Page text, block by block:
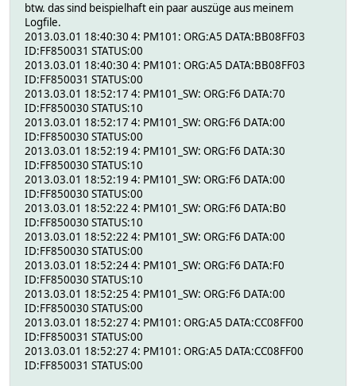
btw. das sind beispielhaft ein paar auszüge aus meinem
Logfile.
2013.03.01 18:40:30 4: PM101: ORG:A5 DATA:BB08FF03
ID:FF850031 STATUS:00
2013.03.01 18:40:30 4: PM101: ORG:A5 DATA:BB08FF03
ID:FF850031 STATUS:00
2013.03.01 18:52:17 4: PM101_SW: ORG:F6 DATA:70
ID:FF850030 STATUS:10
2013.03.01 18:52:17 4: PM101_SW: ORG:F6 DATA:00
ID:FF850030 STATUS:00
2013.03.01 18:52:19 4: PM101_SW: ORG:F6 DATA:30
ID:FF850030 STATUS:10
2013.03.01 18:52:19 4: PM101_SW: ORG:F6 DATA:00
ID:FF850030 STATUS:00
2013.03.01 18:52:22 4: PM101_SW: ORG:F6 DATA:B0
ID:FF850030 STATUS:10
2013.03.01 18:52:22 4: PM101_SW: ORG:F6 DATA:00
ID:FF850030 STATUS:00
2013.03.01 18:52:24 4: PM101_SW: ORG:F6 DATA:F0
ID:FF850030 STATUS:10
2013.03.01 18:52:25 4: PM101_SW: ORG:F6 DATA:00
ID:FF850030 STATUS:00
2013.03.01 18:52:27 4: PM101: ORG:A5 DATA:CC08FF00
ID:FF850031 STATUS:00
2013.03.01 18:52:27 4: PM101: ORG:A5 DATA:CC08FF00
ID:FF850031 STATUS:00